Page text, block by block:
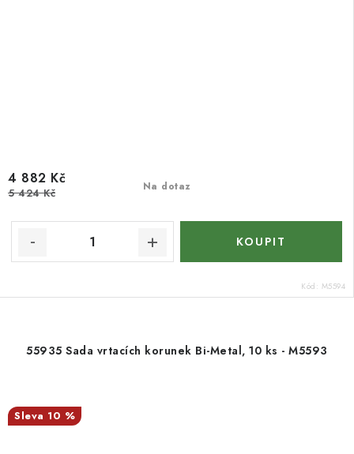
Na dotaz
4 882 Kč
5 424 Kč
Kód: M5594
55935 Sada vrtacích korunek Bi-Metal, 10 ks - M5593
10 %